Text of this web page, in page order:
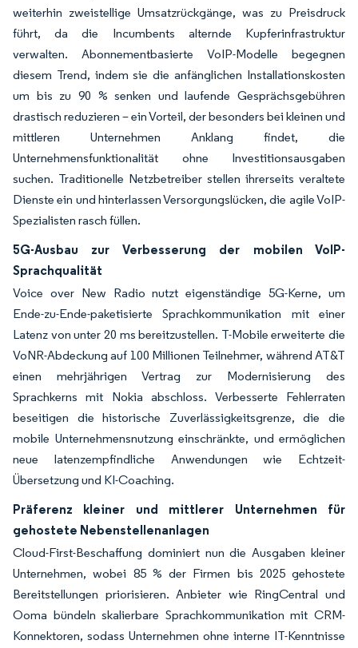
weiterhin zweistellige Umsatzrückgänge, was zu Preisdruck
führt, da die Incumbents alternde Kupferinfrastruktur
verwalten. Abonnementbasierte VoIP-Modelle begegnen
diesem Trend, indem sie die anfänglichen Installationskosten
um bis zu 90 % senken und laufende Gesprächsgebühren
drastisch reduzieren – ein Vorteil, der besonders bei kleinen und
mittleren Unternehmen Anklang findet, die
Unternehmensfunktionalität ohne Investitionsausgaben
suchen. Traditionelle Netzbetreiber stellen ihrerseits veraltete
Dienste ein und hinterlassen Versorgungslücken, die agile VoIP-
Spezialisten rasch füllen.
5G-Ausbau zur Verbesserung der mobilen VoIP-
Sprachqualität
Voice over New Radio nutzt eigenständige 5G-Kerne, um
Ende-zu-Ende-paketisierte Sprachkommunikation mit einer
Latenz von unter 20 ms bereitzustellen. T-Mobile erweiterte die
VoNR-Abdeckung auf 100 Millionen Teilnehmer, während AT&T
einen mehrjährigen Vertrag zur Modernisierung des
Sprachkerns mit Nokia abschloss. Verbesserte Fehlerraten
beseitigen die historische Zuverlässigkeitsgrenze, die die
mobile Unternehmensnutzung einschränkte, und ermöglichen
neue latenzempfindliche Anwendungen wie Echtzeit-
Übersetzung und KI-Coaching.
Präferenz kleiner und mittlerer Unternehmen für
gehostete Nebenstellenanlagen
Cloud-First-Beschaffung dominiert nun die Ausgaben kleiner
Unternehmen, wobei 85 % der Firmen bis 2025 gehostete
Bereitstellungen priorisieren. Anbieter wie RingCentral und
Ooma bündeln skalierbare Sprachkommunikation mit CRM-
Konnektoren, sodass Unternehmen ohne interne IT-Kenntnisse